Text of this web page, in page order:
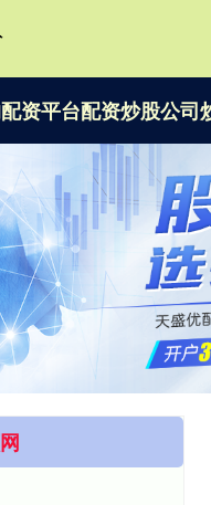
资平台配资炒股公司